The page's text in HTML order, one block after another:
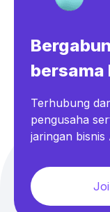
bersama
Terhubung
pengusaha
jaringan bisnis